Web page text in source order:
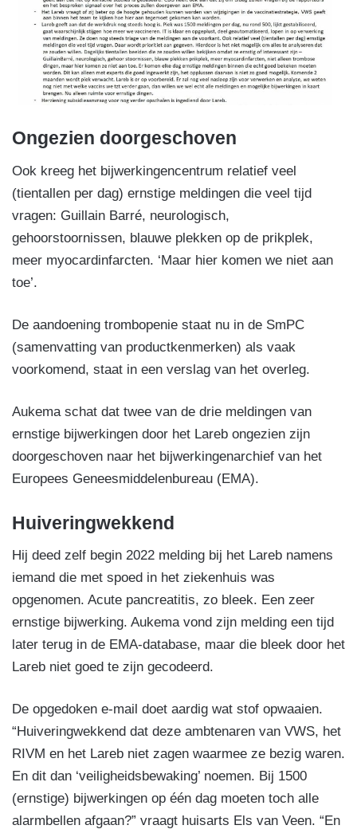
Ongezien doorgeschoven
Ook kreeg het bijwerkingencentrum relatief veel
(tientallen per dag) ernstige meldingen die veel tijd
vragen: Guillain Barré, neurologisch,
gehoorstoornissen, blauwe plekken op de prikplek,
meer myocardinfarcten. ‘Maar hier komen we niet aan
toe’.
De aandoening trombopenie staat nu in de SmPC
(samenvatting van productkenmerken) als vaak
voorkomend, staat in een verslag van het overleg.
Aukema schat dat twee van de drie meldingen van
ernstige bijwerkingen door het Lareb ongezien zijn
doorgeschoven naar het bijwerkingenarchief van het
Europees Geneesmiddelenbureau (EMA).
Huiveringwekkend
Hij deed zelf begin 2022 melding bij het Lareb namens
iemand die met spoed in het ziekenhuis was
opgenomen. Acute pancreatitis, zo bleek. Een zeer
ernstige bijwerking. Aukema vond zijn melding een tijd
later terug in de EMA-database, maar die bleek door het
Lareb niet goed te zijn gecodeerd.
De opgedoken e-mail doet aardig wat stof opwaaien.
“Huiveringwekkend dat deze ambtenaren van VWS, het
RIVM en het Lareb niet zagen waarmee ze bezig waren.
En dit dan ‘veiligheidsbewaking’ noemen. Bij 1500
(ernstige) bijwerkingen op één dag moeten toch alle
alarmbellen afgaan?” vraagt huisarts Els van Veen. “En